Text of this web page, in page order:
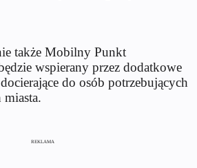
także Mobilny Punkt
wspierany przez dodatkowe
do osób potrzebujących
miasta.
REKLAMA